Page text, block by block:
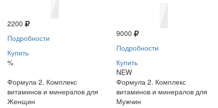
2200
Подробности
Купить
%
9000
Подробности
Купить
NEW
Формула 2. Комплекс
витаминов и минералов для
Женщин
Формула 2. Комплекс
витаминов и минералов для
Мужчин